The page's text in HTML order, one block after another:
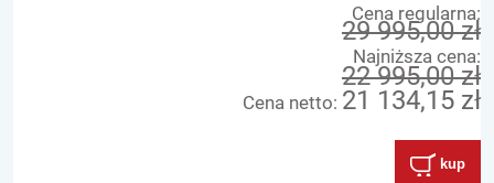
Cena regularna:
29 995,00 zł
Najniższa cena:
22 995,00 zł
Cena netto: 21 134,15 zł
kup